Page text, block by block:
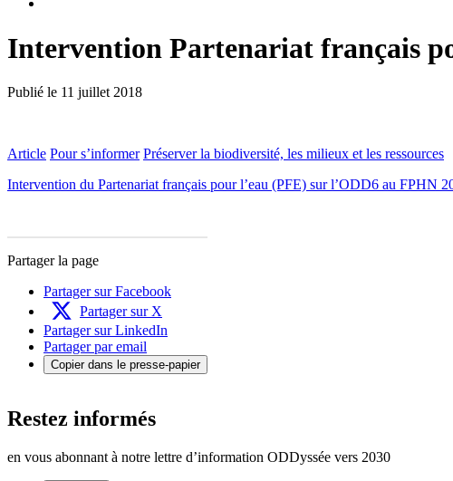
Intervention Partenariat français
Publié le 11 juillet 2018
Article Pour s’informer Préserver la biodiversité, les milieux et les ressources
Intervention du Partenariat français pour l’eau (PFE) sur l’ODD6 au FPHN
Partager la page
Partager sur Facebook
Partager sur X
Partager sur LinkedIn
Partager par email
Copier dans le presse-papier
Restez informés
en vous abonnant à notre lettre d’information ODDyssée vers 2030